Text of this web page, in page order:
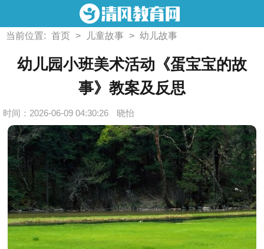
当前位置: 首页 > 儿童故事 > 幼儿故事
幼儿园小班美术活动《蛋宝宝的故
事》教案及反思
时间：2026-06-09 04:30:26 晓怡